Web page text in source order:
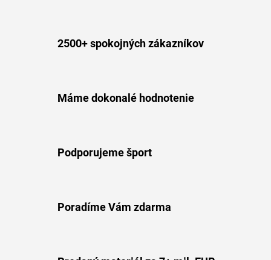
2500+ spokojných zákazníkov
Máme dokonalé hodnotenie
Podporujeme šport
Poradíme Vám zdarma